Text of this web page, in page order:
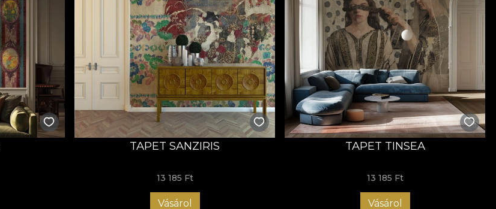
TAPET SANZIRIS
13 185 Ft
Vásárol
TAPET TINSEA
13 185 Ft
Vásárol